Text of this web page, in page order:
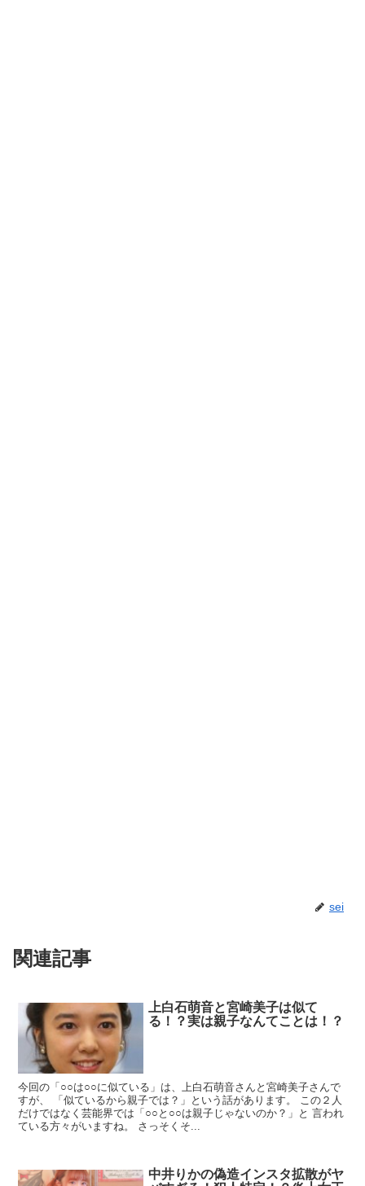
sei
関連記事
上白石萌音と宮崎美子は似て
る！？実は親子なんてことは！？
今回の「○○は○○に似ている」は、上白石萌音さんと宮崎美子さんで
すが、 「似ているから親子では？」という話があります。 この２人
だけではなく芸能界では「○○と○○は親子じゃないのか？」と 言われ
ている方々がいますね。 さっそくそ...
中井りかの偽造インスタ拡散がヤ